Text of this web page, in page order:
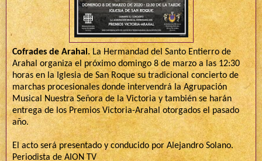
Cofrades de Arahal.La Hermandad del Santo Entierro de
Arahal organiza el próximo domingo 8 de marzo a las 12:30
horas en la Iglesia de San Roque su tradicional concierto de
marchas procesionales donde intervendrá la Agrupación
Musical Nuestra Señora de la Victoria y también se harán
entrega de los Premios Victoria-Arahal otorgados el pasado
año.
El acto será presentado y conducido por Alejandro Solano.
Periodista de AION TV